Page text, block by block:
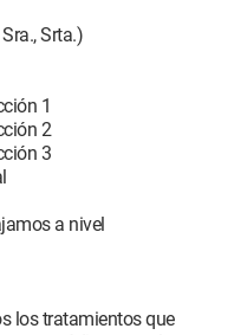
Srta.)
1
2
3
a nivel
los tratamientos que